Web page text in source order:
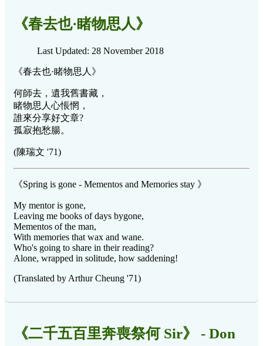
《春去也·睹物思人》
Last Updated: 28 November 2018
《春去也·睹物思人》
何師去，遺我舊書藏，
睹物思人心悵惘，
誰來分享好文章?
孤寂抱愁腸。
(陳瑞文 '71)
《Spring is gone - Mementos and Memories stay 》
My mentor is gone,
Leaving me books of days bygone,
Mementos of the man,
With memories that wax and wane.
Who's going to share in their reading?
Alone, wrapped in solitude, how saddening!
(Translated by Arthur Cheung '71)
《二千五百里奔喪祭何 Sir》 - Don